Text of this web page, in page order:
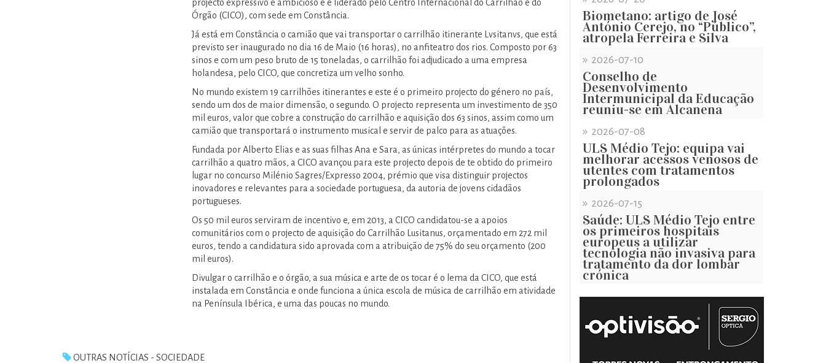
projecto expressivo e ambicioso e é liderado pelo Centro Internacional do Carrilhão e do
Órgão (CICO), com sede em Constância.
Já está em Constância o camião que vai transportar o carrilhão itinerante Lvsitanvs, que está
previsto ser inaugurado no dia 16 de Maio (16 horas), no anfiteatro dos rios. Composto por 63
sinos e com um peso bruto de 15 toneladas, o carrilhão foi adjudicado a uma empresa
holandesa, pelo CICO, que concretiza um velho sonho.
No mundo existem 19 carrilhões itinerantes e este é o primeiro projecto do género no país,
sendo um dos de maior dimensão, o segundo. O projecto representa um investimento de 350
mil euros, valor que cobre a construção do carrilhão e aquisição dos 63 sinos, assim como um
camião que transportará o instrumento musical e servir de palco para as atuações.
Fundada por Alberto Elias e as suas filhas Ana e Sara, as únicas intérpretes do mundo a tocar
carrilhão a quatro mãos, a CICO avançou para este projecto depois de te obtido do primeiro
lugar no concurso Milénio Sagres/Expresso 2004, prémio que visa distinguir projectos
inovadores e relevantes para a sociedade portuguesa, da autoria de jovens cidadãos
portugueses.
Os 50 mil euros serviram de incentivo e, em 2013, a CICO candidatou-se a apoios
comunitários com o projecto de aquisição do Carrilhão Lusitanus, orçamentado em 272 mil
euros, tendo a candidatura sido aprovada com a atribuição de 75% do seu orçamento (200
mil euros).
Divulgar o carrilhão e o órgão, a sua música e arte de os tocar é o lema da CICO, que está
instalada em Constância e onde funciona a única escola de música de carrilhão em atividade
na Península Ibérica, e uma das poucas no mundo.
OUTRAS NOTÍCIAS - SOCIEDADE
Biometano: artigo de José
António Cerejo, no “Público”,
atropela Ferreira e Silva
» 2026-07-10
Conselho de
Desenvolvimento
Intermunicipal da Educação
reuniu-se em Alcanena
» 2026-07-08
ULS Médio Tejo: equipa vai
melhorar acessos venosos de
utentes com tratamentos
prolongados
» 2026-07-15
Saúde: ULS Médio Tejo entre
os primeiros hospitais
europeus a utilizar
tecnologia não invasiva para
tratamento da dor lombar
crónica